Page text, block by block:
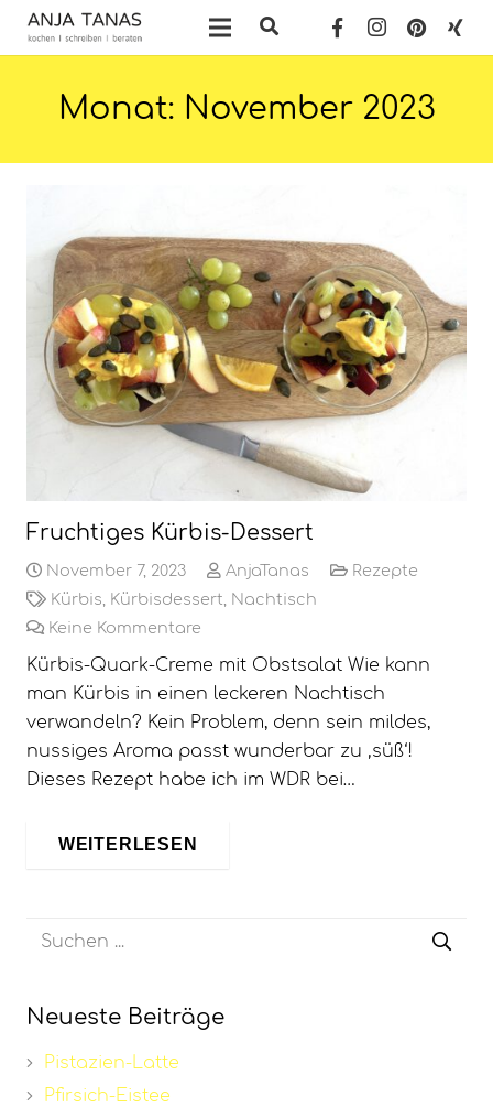
Monat: November 2023
Fruchtiges Kürbis-Dessert
November 7, 2023 AnjaTanas
Rezepte
Kürbis
Kürbisdessert
Nachtisch
Keine Kommentare
Kürbis-Quark-Creme mit Obstsalat Wie kann
man Kürbis in einen leckeren Nachtisch
verwandeln? Kein Problem, denn sein mildes,
nussiges Aroma passt wunderbar zu ‚süß‘!
Dieses Rezept habe ich im WDR bei…
WEITERLESEN
Neueste Beiträge
Pistazien-Latte
Pfirsich-Eistee